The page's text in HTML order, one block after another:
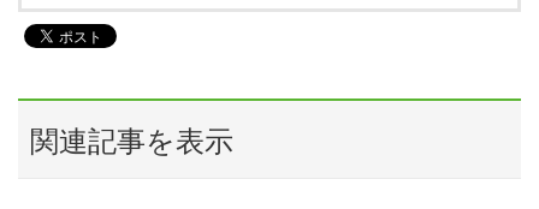
関連記事を表示